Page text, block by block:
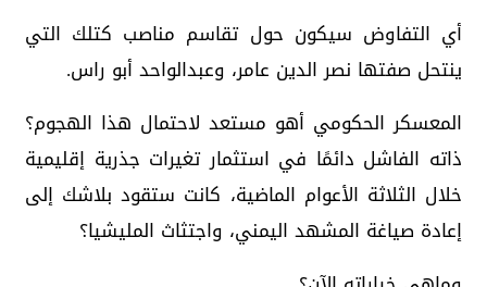
أي التفاوض سيكون حول تقاسم مناصب كتلك التي
ينتحل صفتها نصر الدين عامر، وعبدالواحد أبو راس.
المعسكر الحكومي أهو مستعد لاحتمال هذا الهجوم؟
ذاته الفاشل دائمًا في استثمار تغيرات جذرية إقليمية
خلال الثلاثة الأعوام الماضية، كانت ستقود بلاشك إلى
إعادة صياغة المشهد اليمني، واجتثاث المليشيا؟